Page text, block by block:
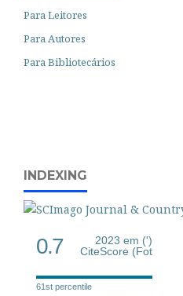
Para Leitores
Para Autores
Para Bibliotecários
INDEXING
0.7
2023 em (')
CiteScore (Fot
61st percentile